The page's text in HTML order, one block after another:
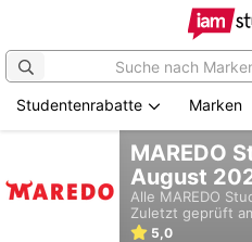
springen
Studentenrabatte Marken
MAREDO
August
Alle MAREDO
Zuletzt geprüft
5,0